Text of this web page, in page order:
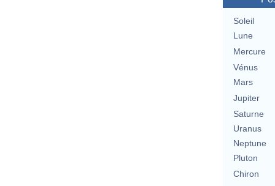
Soleil
Lune
Mercure
Vénus
Mars
Jupiter
Saturne
Uranus
Neptune
Pluton
Chiron